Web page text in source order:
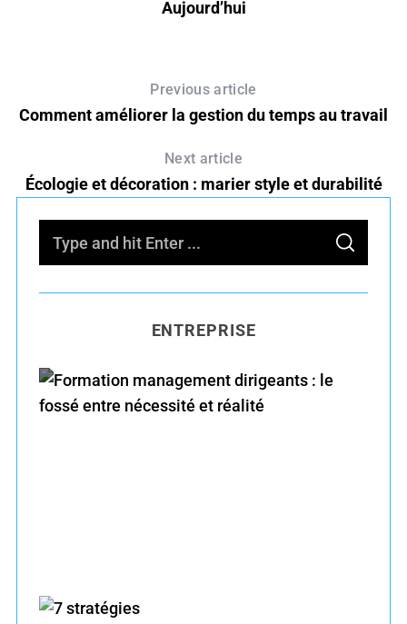
Aujourd’hui
Previous article
Comment améliorer la gestion du temps au travail
Next article
Écologie et décoration : marier style et durabilité
f
o
S
A
C
ENTREPRISE